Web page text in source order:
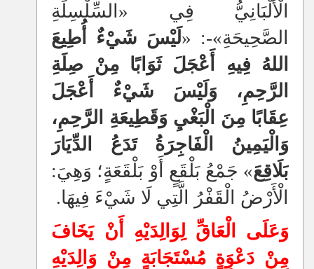
الْأَلْبَانِيُّ فِي «السِّلْسِلَةِ
الصَّحِيحَةِ»-: «لَيْسَ شَيْءٌ أُطِيعَ
اللهُ فِيهِ أَعْجَلَ ثَوَابًا مِنْ صِلَةِ
الرَّحِمِ، وَلَيْسَ شَيْءٌ أَعْجَلَ
عِقَابًا مِنَ الْبَغْيِ وَقَطِيعَةِ الرَّحِمِ،
وَالْيَمِينُ الْفَاجِرَةُ تَدَعُ الدِّيَارَ
بَلَاقِعَ» جَمْعُ بَلْقَعٍ أَوْ بَلْقَعَةٍ؛ وَهِيَ:
الْأَرْضُ الْقَفْرُ الَّتِي لَا شَيْءَ فِيهَا.
وَعَلَى الْعَاقِّ لِوَالِدَيْهِ أَنْ يَخَافَ
مِنْ دَعْوَةٍ مُسْتَجَابَةٍ مِنْ وَالِدَيْهِ